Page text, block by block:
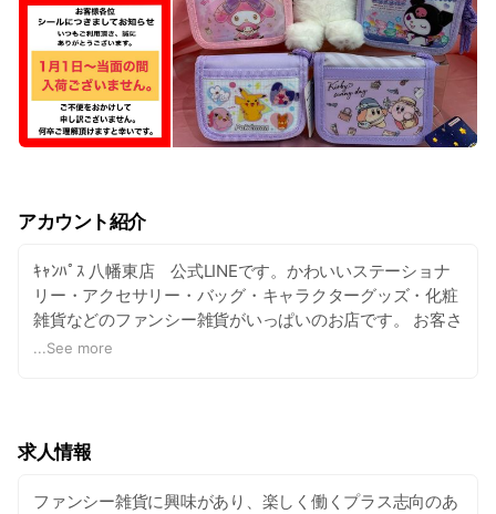
アカウント紹介
ｷｬﾝﾊﾟｽ 八幡東店 公式LINEです。かわいいステーショナ
リー・アクセサリー・バッグ・キャラクターグッズ・化粧
雑貨などのファンシー雑貨がいっぱいのお店です。 お客さ
まの「宝物」を探しにきてくださいね☆
...See more
求人情報
ファンシー雑貨に興味があり、楽しく働くプラス志向のあ